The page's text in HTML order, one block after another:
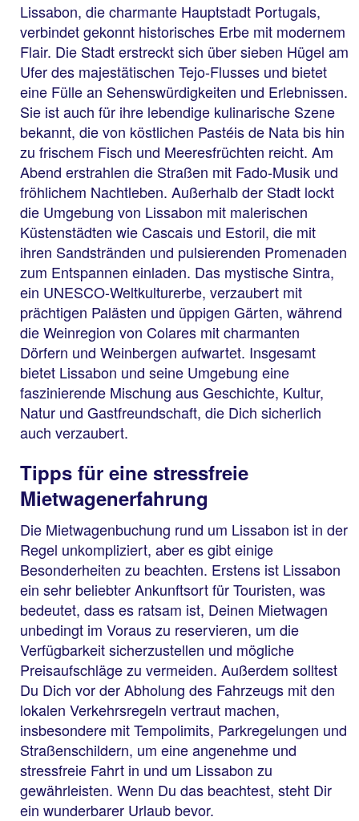
Lissabon, die charmante Hauptstadt Portugals,
verbindet gekonnt historisches Erbe mit modernem
Flair. Die Stadt erstreckt sich über sieben Hügel am
Ufer des majestätischen Tejo-Flusses und bietet
eine Fülle an Sehenswürdigkeiten und Erlebnissen.
Sie ist auch für ihre lebendige kulinarische Szene
bekannt, die von köstlichen Pastéis de Nata bis hin
zu frischem Fisch und Meeresfrüchten reicht. Am
Abend erstrahlen die Straßen mit Fado-Musik und
fröhlichem Nachtleben. Außerhalb der Stadt lockt
die Umgebung von Lissabon mit malerischen
Küstenstädten wie Cascais und Estoril, die mit
ihren Sandstränden und pulsierenden Promenaden
zum Entspannen einladen. Das mystische Sintra,
ein UNESCO-Weltkulturerbe, verzaubert mit
prächtigen Palästen und üppigen Gärten, während
die Weinregion von Colares mit charmanten
Dörfern und Weinbergen aufwartet. Insgesamt
bietet Lissabon und seine Umgebung eine
faszinierende Mischung aus Geschichte, Kultur,
Natur und Gastfreundschaft, die Dich sicherlich
auch verzaubert.
Tipps für eine stressfreie
Mietwagenerfahrung
Die Mietwagenbuchung rund um Lissabon ist in der
Regel unkompliziert, aber es gibt einige
Besonderheiten zu beachten. Erstens ist Lissabon
ein sehr beliebter Ankunftsort für Touristen, was
bedeutet, dass es ratsam ist, Deinen Mietwagen
unbedingt im Voraus zu reservieren, um die
Verfügbarkeit sicherzustellen und mögliche
Preisaufschläge zu vermeiden. Außerdem solltest
Du Dich vor der Abholung des Fahrzeugs mit den
lokalen Verkehrsregeln vertraut machen,
insbesondere mit Tempolimits, Parkregelungen und
Straßenschildern, um eine angenehme und
stressfreie Fahrt in und um Lissabon zu
gewährleisten. Wenn Du das beachtest, steht Dir
ein wunderbarer Urlaub bevor.